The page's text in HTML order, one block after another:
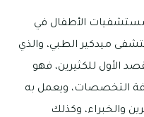
الأطفال في
ميدكير الطبي، والذي
الأول للكثيرين، فهو
التخصصات، ويعمل به
والخبراء، وكذلك